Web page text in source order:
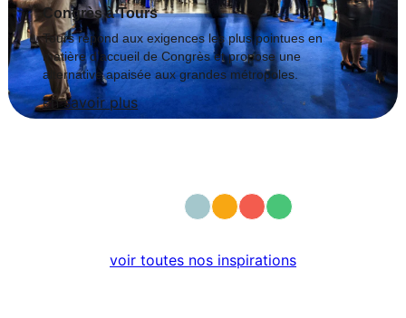
Congrès à Tours
Tours répond aux exigences les plus pointues en
matière d’accueil de Congrès et propose une
alternative apaisée aux grandes métropoles.
en savoir plus
voir toutes nos inspirations